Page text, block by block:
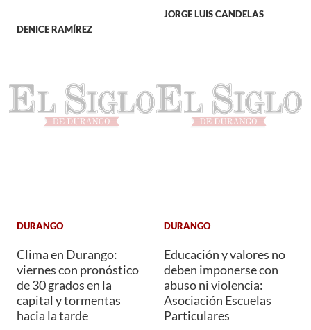
DENICE RAMÍREZ
JORGE LUIS CANDELAS
DURANGO
Clima en Durango:
viernes con pronóstico
de 30 grados en la
capital y tormentas
hacia la tarde
DURANGO
Educación y valores no
deben imponerse con
abuso ni violencia:
Asociación Escuelas
Particulares